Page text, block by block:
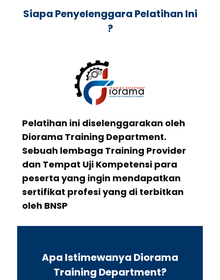
Siapa Penyelenggara Pelatihan Ini
?
Pelatihan ini diselenggarakan oleh
Diorama Training Department.
Sebuah lembaga Training Provider
dan Tempat Uji Kompetensi para
peserta yang ingin mendapatkan
sertifikat profesi yang di terbitkan
oleh BNSP
Apa Istimewanya Diorama
Training Department?